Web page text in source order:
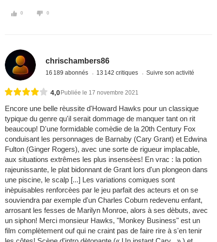
0 0
chrischambers86
16 189 abonnés 13 142 critiques Suivre son activité
4,0 Publiée le 17 novembre 2021
Encore une belle rèussite d'Howard Hawks pour un classique
typique du genre qu'il serait dommage de manquer tant on rit
beaucoup! D'une formidable comèdie de la 20th Century Fox
conduisant les personnages de Barnaby (Cary Grant) et Edwina
Fulton (Ginger Rogers), avec une sorte de rigueur implacable,
aux situations extrêmes les plus insensèes! En vrac : la potion
rajeunissante, le plat bidonnant de Grant lors d'un plongeon dans
une piscine, le scalp [...] Les variations comiques sont
inèpuisables renforcèes par le jeu parfait des acteurs et on se
souviendra par exemple d'un Charles Coburn redevenu enfant,
arrosant les fesses de Marilyn Monroe, alors à ses dèbuts, avec
un siphon! Merci monsieur Hawks, "Monkey Business" est un
film complètement ouf qui ne craint pas de faire rire à s'en tenir